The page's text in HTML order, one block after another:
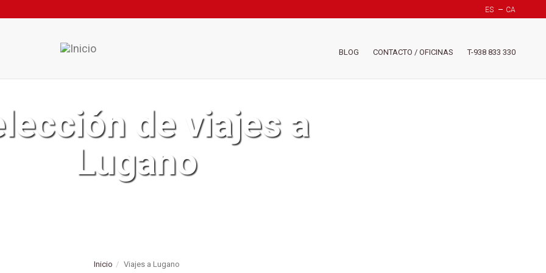
ES CA
Header
BLOG CONTACTO / OFICINAS T-938 833 330
de viajes a
Lugano
Inicio Viajes a Lugano